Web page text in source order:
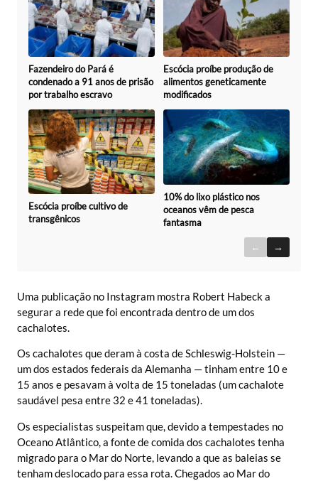
Fazendeiro do Pará é
condenado a 91 anos de prisão
por trabalho escravo
Escócia proíbe produção de
alimentos geneticamente
modificados
Escócia proíbe cultivo de
transgênicos
10% do lixo plástico nos
oceanos vêm de pesca
fantasma
← →
Uma publicação no Instagram mostra Robert Habeck a
segurar a rede que foi encontrada dentro de um dos
cachalotes.
Os cachalotes que deram à costa de Schleswig-Holstein —
um dos estados federais da Alemanha — tinham entre 10 e
15 anos e pesavam à volta de 15 toneladas (um cachalote
saudável pesa entre 32 e 41 toneladas).
Os especialistas suspeitam que, devido a tempestades no
Oceano Atlântico, a fonte de comida dos cachalotes tenha
migrado para o Mar do Norte, levando a que as baleias se
tenham deslocado para essa rota. Chegados ao Mar do